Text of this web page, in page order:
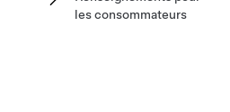
les consommateurs